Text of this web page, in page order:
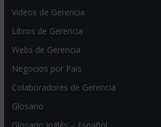
Videos de Gerencia
Libros de Gerencia
Webs de Gerencia
Negocios por País
Colaboradores de Gerencia
Glosario